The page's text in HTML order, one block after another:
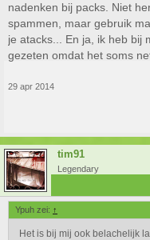
nadenken bij packs. Niet
spammen, maar gebruik
je atacks... En ja, ik heb bij
gezeten omdat het soms
29 apr 2014
tim91
Legendary
Ypuh zei: ↑
Het is bij mij ook belachelijk